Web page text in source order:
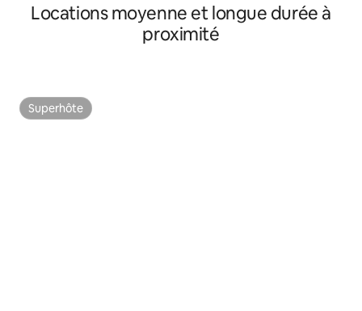
Locations moyenne et longue durée à
proximité
Superhôte
Superhôte